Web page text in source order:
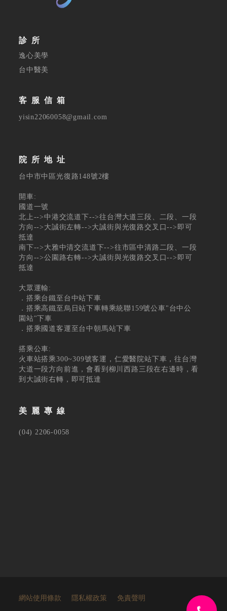
診所
逸心美學
台中醫美
客服信箱
yisin22060058@gmail.com
院所地址
台中市中區光復路148號2樓
開車:
國道一號
北上-->中港交流道下-->往台灣大道三段、二段、一段
方向-->大誠街左轉-->大誠街與光復路交叉口-->即可
抵達
南下-->大雅中清交流道下-->往市區中清路二段、一段
方向-->公園路右轉-->大誠街與光復路交叉口-->即可
抵達
大眾運輸:
．搭乘台鐵至台中站下車
．搭乘高鐵至烏日站下車轉乘統聯159號公車"台中公
園站"下車
．搭乘國道客運至台中朝馬站下車
搭乘公車:
火車站搭乘300~309號客運，仁愛醫院站下車，往台灣
大道一段方向前進，會看到柳川西路三段在右邊時，看
到大誠街右轉，即可抵達
美麗專線
(04) 2206-0058
網站使用條款 隱私權政策 免責聲明